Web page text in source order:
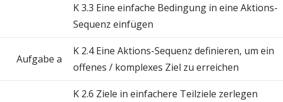
K 3.3 Eine einfache Bedingung in eine Aktions-
Sequenz einfügen
Aufgabe a
K 2.4 Eine Aktions-Sequenz definieren, um ein
offenes / komplexes Ziel zu erreichen
K 2.6 Ziele in einfachere Teilziele zerlegen